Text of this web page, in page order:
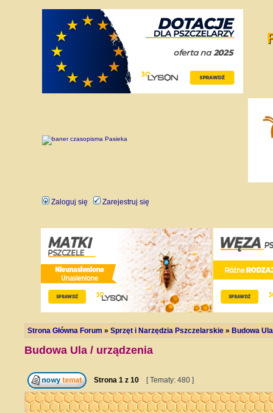
Zaloguj się Zarejestruj się
Strona Główna Forum » Sprzęt i Narzędzia Pszczelarskie » Budowa
Budowa Ula / urządzenia
Strona 1 z 10 [ Tematy: 480 ]